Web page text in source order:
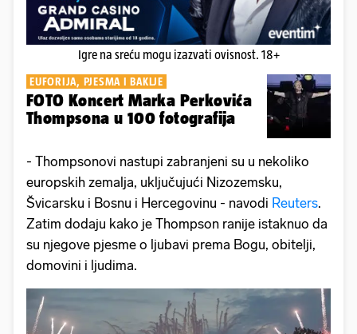
Igre na sreću mogu izazvati ovisnost. 18+
EUFORIJA, PJESMA I BAKLJE
FOTO Koncert Marka Perkovića
Thompsona u 100 fotografija
- Thompsonovi nastupi zabranjeni su u nekoliko
europskih zemalja, uključujući Nizozemsku,
Švicarsku i Bosnu i Hercegovinu - navodi Reuters.
Zatim dodaju kako je Thompson ranije istaknuo da
su njegove pjesme o ljubavi prema Bogu, obitelji,
domovini i ljudima.